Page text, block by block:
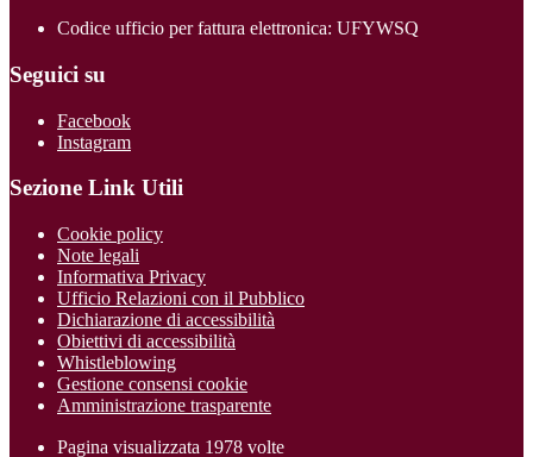
Codice ufficio per fattura elettronica: UFYWSQ
Seguici su
Facebook
Instagram
Sezione Link Utili
Cookie policy
Note legali
Informativa Privacy
Ufficio Relazioni con il Pubblico
Dichiarazione di accessibilità
Obiettivi di accessibilità
Whistleblowing
Gestione consensi cookie
Amministrazione trasparente
Pagina visualizzata 1978 volte